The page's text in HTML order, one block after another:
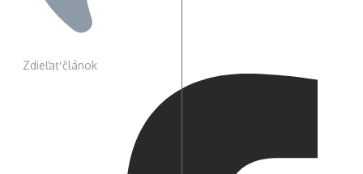
Zdieľať článok